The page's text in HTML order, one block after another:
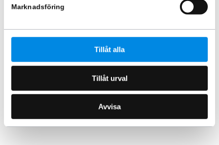
Marknadsföring
Tillåt alla
Tillåt urval
Avvisa
Karosstyling
Hasplåt & underkörningsskydd Lastbilstillbehör
Bilvårdsprodukter